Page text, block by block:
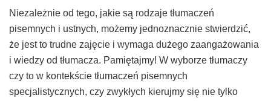
Niezależnie od tego, jakie są rodzaje tłumaczeń
pisemnych i ustnych, możemy jednoznacznie stwierdzić,
że jest to trudne zajęcie i wymaga dużego zaangażowania
i wiedzy od tłumacza. Pamiętajmy! W wyborze tłumaczy
czy to w kontekście tłumaczeń pisemnych
specjalistycznych, czy zwykłych kierujmy się nie tylko